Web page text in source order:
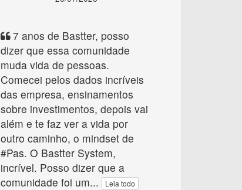
7 anos de Bastter, posso
dizer que essa comunidade
muda vida de pessoas.
Comecei pelos dados incríveis
das empresa, ensinamentos
sobre investimentos, depois vai
além e te faz ver a vida por
outro caminho, o mindset de
#Pas. O Bastter System,
incrível. Posso dizer que a
comunidade foi um... Leia todo